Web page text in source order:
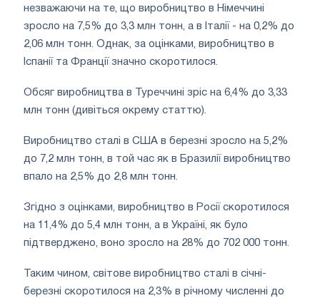
незважаючи на те, що виробництво в Німеччині
зросло на 7,5% до 3,3 млн тонн, а в Італії - на 0,2% до
2,06 млн тонн. Однак, за оцінками, виробництво в
Іспанії та Франції значно скоротилося.
Обсяг виробництва в Туреччині зріс на 6,4% до 3,33
млн тонн (дивіться окрему статтю).
Виробництво сталі в США в березні зросло на 5,2%
до 7,2 млн тонн, в той час як в Бразилії виробництво
впало на 2,5% до 2,8 млн тонн.
Згідно з оцінками, виробництво в Росії скоротилося
на 11,4% до 5,4 млн тонн, а в Україні, як було
підтверджено, воно зросло на 28% до 702 000 тонн.
Таким чином, світове виробництво сталі в січні-
березні скоротилося на 2,3% в річному численні до